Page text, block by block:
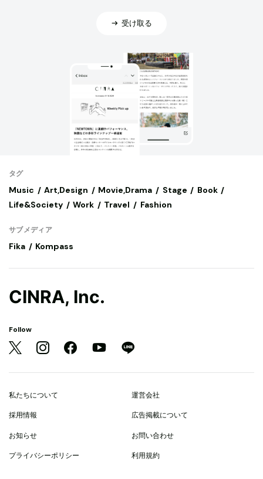
受け取る
タグ
Music Art,Design Movie,Drama Stage
Book
Life&Society
Work Travel Fashion
サブメディア
Fika Kompass
CINRA, Inc.
Follow
私たちについて 運営会社
採用情報 広告掲載について
お知らせ お問い合わせ
プライバシーポリシー 利用規約